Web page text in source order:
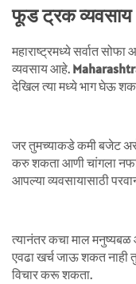
फूड ट्रक व्यवसाय
महाराष्ट्रमध्ये सर्वात
व्यवसाय आहे.
देखिल त्या मध्ये भाग घेऊ
जर तुमच्याकडे कमी बजेट
करु शकता आणी चांगला
आपल्या व्यवसायासाठी
त्यानंतर कचा माल मनुष्यबळ
एवढा खर्च जाऊ शकत नाही
विचार करू शकता.